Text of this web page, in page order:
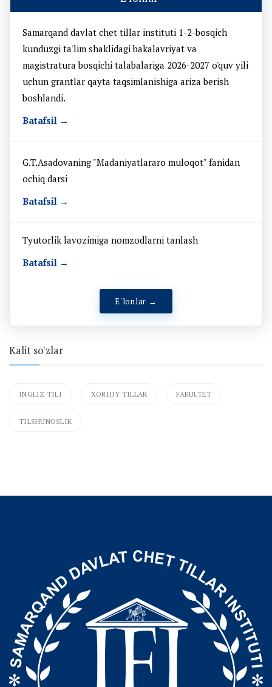
Samarqand davlat chet tillar instituti 1-2-bosqich
kunduzgi ta'lim shaklidagi bakalavriyat va
magistratura bosqichi talabalariga 2026-2027 o'quv yili
uchun grantlar qayta taqsimlanishiga ariza berish
boshlandi.
Batafsil →
G.T.Asadovaning "Madaniyatlararo muloqot" fanidan
ochiq darsi
Batafsil →
Tyutorlik lavozimiga nomzodlarni tanlash
Batafsil →
E'lonlar →
Kalit so'zlar
INGLIZ TILI XORIJIY TILLAR FAKULTET
TILSHUNOSLIK